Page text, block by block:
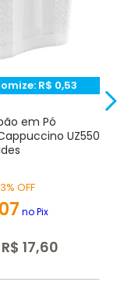
R$ 0,53
em Pó
UZ550
3% OFF
07 no Pix
R$ 17,60